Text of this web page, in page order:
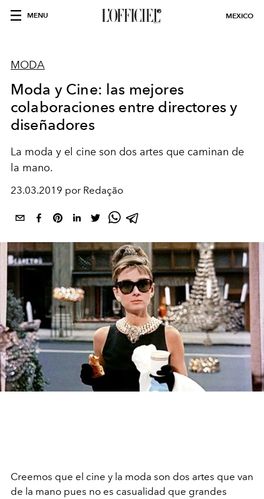
MENU MEXICO
MODA
Moda y Cine: las mejores
colaboraciones entre directores y
diseñadores
La moda y el cine son dos artes que caminan de
la mano.
23.03.2019 por Redação
Creemos que el cine y la moda son dos artes que van
de la mano pues no es casualidad que grandes